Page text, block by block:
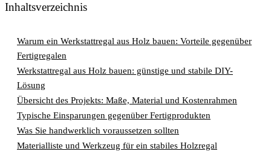
Inhaltsverzeichnis
Warum ein Werkstattregal aus Holz bauen: Vorteile gegenüber
Fertigregalen
Werkstattregal aus Holz bauen: günstige und stabile DIY-
Lösung
Übersicht des Projekts: Maße, Material und Kostenrahmen
Typische Einsparungen gegenüber Fertigprodukten
Was Sie handwerklich voraussetzen sollten
Materialliste und Werkzeug für ein stabiles Holzregal